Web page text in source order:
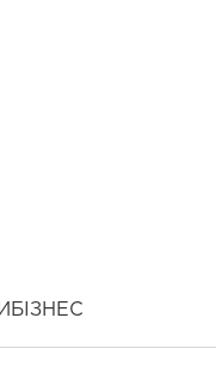
БІЗНЕС